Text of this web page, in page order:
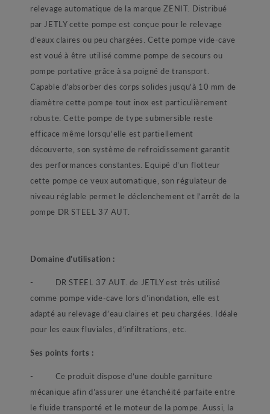
relevage automatique de la marque ZENIT. Distribué
par JETLY cette pompe est conçue pour le relevage
d’eaux claires ou peu chargées. Cette pompe vide-cave
est voué à être utilisé comme pompe de secours ou
pompe portative grâce à sa poigné de transport.
Capable d’absorber des corps solides jusqu’à 10 mm de
diamètre cette pompe tout inox est particulièrement
robuste. Cette pompe de type submersible reste
efficace même lorsqu’elle est partiellement
découverte, son système de refroidissement garantit
des performances constantes. Equipé d’un flotteur
cette pompe ce veux automatique, son régulateur de
niveau réglable permet le déclenchement et l’arrêt de la
pompe DR STEEL 37 AUT.
Domaine d’utilisation :
- DR STEEL 37 AUT. de JETLY est très utilisé
comme pompe vide-cave lors d’inondation, elle est
adapté au relevage d’eau claires et peu chargées. Idéale
pour les eaux fluviales, d’infiltrations, etc.
Ses points forts :
- Ce produit dispose d’une double garniture
mécanique afin d’assurer une étanchéité parfaite entre
le fluide transporté et le moteur de la pompe. Aussi, la